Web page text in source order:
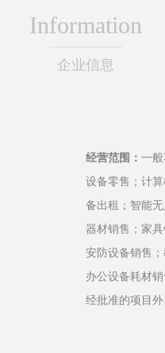
Information
企业信息
经营范围： 一
设备零售；计
备出租；智能
器材销售；家
安防设备销售
办公设备耗材
经批准的项目